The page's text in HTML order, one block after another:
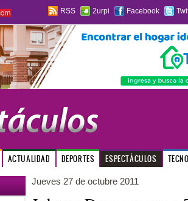
RSS 2urpi Facebook
ACTUALIDAD DEPORTES ESPECTÁCULOS
Jueves 27 de octubre 2011